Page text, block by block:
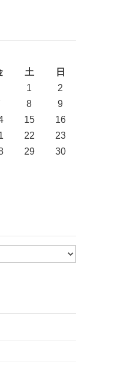
土 日
1
2
8
9
15
16
22
23
29
30